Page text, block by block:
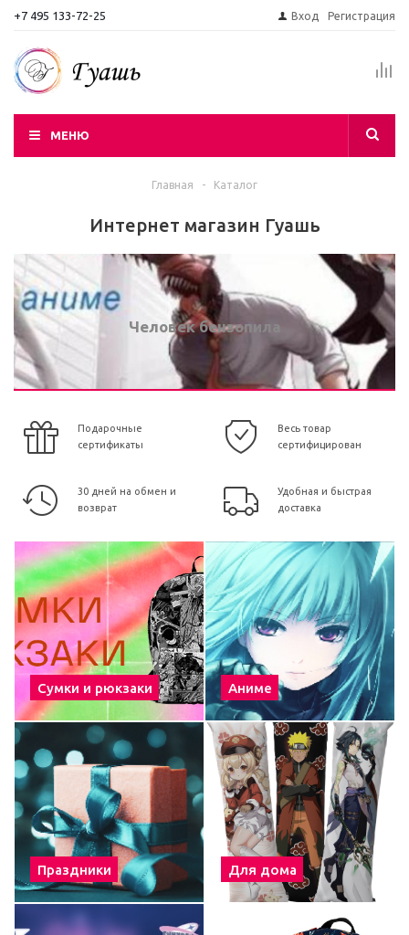
+7 495 133-72-25 Вход Регистрация
МЕНЮ
Главная - Каталог
Интернет магазин Гуашь
Человек бензопила
Подарочные
сертификаты
Весь товар
сертифицирован
30 дней на обмен и
возврат
Удобная и быстрая
доставка
Сумки и рюкзаки Аниме
Праздники Для дома